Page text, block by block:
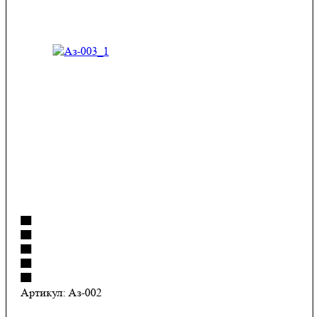
Артикул: Аз-002